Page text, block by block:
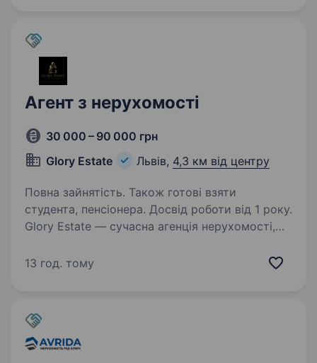
Агент з нерухомості
30 000 – 90 000 грн
Glory Estate
Львів, 4,3 км від центру
Повна зайнятість. Також готові взяти
студента, пенсіонера. Досвід роботи від 1 року.
Glory Estate — сучасна агенція нерухомості,
та оренди нерухомості. Ми допомагаємо
забезпечуючи професійний…
13 год. тому